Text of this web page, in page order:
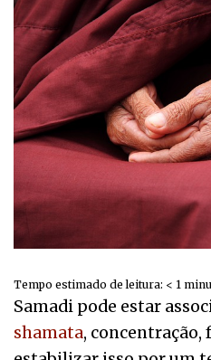
Tempo estimado de leitura: < 1
Samadi pode estar
shamata, concentração,